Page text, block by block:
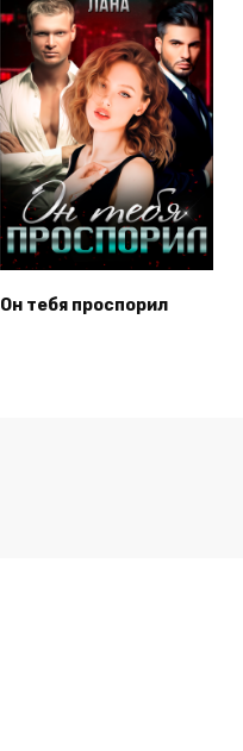
Он тебя проспорил